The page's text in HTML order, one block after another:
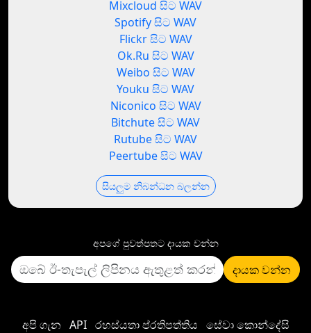
Mixcloud සිට WAV
Spotify සිට WAV
Flickr සිට WAV
Ok.Ru සිට WAV
Weibo සිට WAV
Youku සිට WAV
Niconico සිට WAV
Bitchute සිට WAV
Rutube සිට WAV
Peertube සිට WAV
සියලුම නිබන්ධන බලන්න
අපගේ පුවත්පතට දායක වන්න
දායක වන්න
අපි ගැන API රහස්යතා ප්රතිපත්තිය සේවා කොන්දේසි